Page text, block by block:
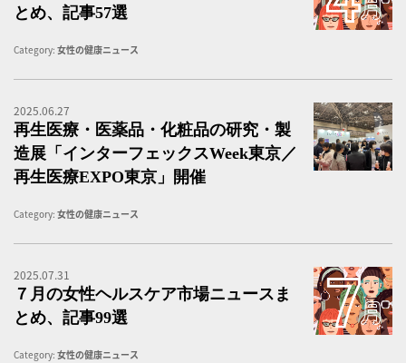
とめ、記事57選
Category: 女性の健康ニュース
2025.06.27
再生医療・医薬品・化粧品の研究・製
造展「インターフェックスWeek東京／
再生医療EXPO東京」開催
Category: 女性の健康ニュース
2025.07.31
７月の女性ヘルスケア市場ニュースま
とめ、記事99選
Category: 女性の健康ニュース